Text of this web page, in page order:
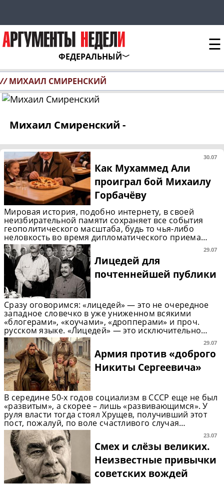
ФЕДЕРАЛЬНЫЙ
☰
//МИХАИЛ СМИРЕНСКИЙ
Михаил Смиренский -
30.07
Как Мухаммед Али
проиграл бой Михаилу
Горбачёву
Мировая история, подобно интернету, в своей
неизбирательной памяти сохраняет все события
геополитического масштаба, будь то чья-либо
неловкость во время дипломатического приема…
29.07
Лицедей для
почтеннейшей публики
Сразу оговоримся: «лицедей» — это не очередное
западное словечко в уже униженном всякими
«блогерами», «коучами», «дропперами» и проч.
русском языке. «Лицедей» — это исключительно…
29.07
Армия против «доброго
Никиты Сергеевича»
В середине 50-х годов социализм в СССР еще не был
«развитым», а скорее – лишь «развивающимся». У
руля власти тогда стоял Хрущев, получивший этот
пост, пожалуй, по воле счастливого случая…
23.07
Смех и слёзы великих.
Неизвестные привычки
советских вождей